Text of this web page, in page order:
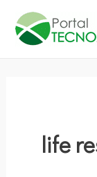
contenido
life